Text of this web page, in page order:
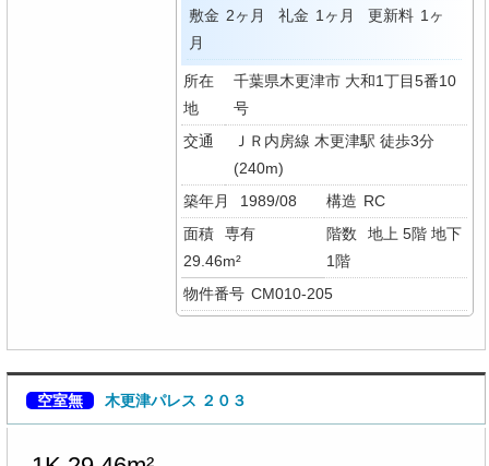
敷金 2ヶ月 礼金 1ヶ月 更新料 1ヶ
月
所在
地
千葉県木更津市 大和1丁目5番10
号
交通
ＪＲ内房線 木更津駅 徒歩3分
(240m)
築年月
1989/08 構造 RC
面積
専有
29.46m²
階数
地上 5階 地下
1階
物件番号 CM010-205
空室無 木更津パレス ２０３